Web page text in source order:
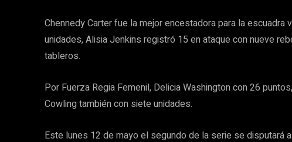
Chennedy Carter fue la mejor encestadora para la escuadra
unidades, Alisia Jenkins registró 15 en ataque con nueve
tableros.
Por Fuerza Regia Femenil, Delicia Washington con 26
Cowling también con siete unidades.
Este lunes 12 de mayo el segundo de la serie se disputará